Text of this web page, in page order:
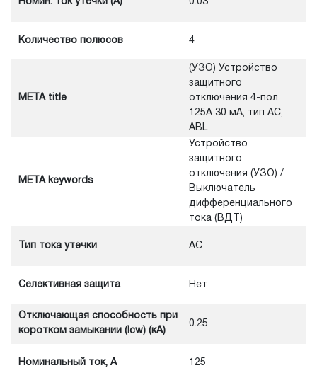
Количество полюсов 4
META title
(УЗО) Устройство
защитного
отключения 4-пол.
125A 30 мA, тип АC,
ABL
META keywords
Устройство
защитного
отключения (УЗО) /
Выключатель
дифференциального
тока (ВДТ)
Тип тока утечки AC
Селективная защита Нет
Отключающая способность при
коротком замыкании (Icw) (кА)
0.25
Номинальный ток, А 125